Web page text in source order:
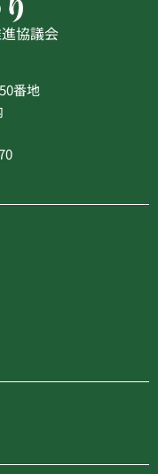
協議会
番地